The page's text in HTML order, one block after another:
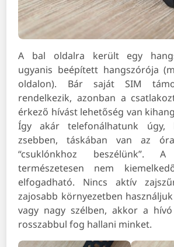
A bal oldalra került egy
ugyanis beépített hangszórója
oldalon). Bár saját SIM
rendelkezik, azonban a
érkező hívást lehetőség van
Így akár telefonálhatunk úgy,
zsebben, táskában van az
“csuklónkhoz beszélünk”. A
természetesen nem
elfogadható. Nincs aktív
zajosabb környezetben
vagy nagy szélben, akkor a
rosszabbul fog hallani minket.